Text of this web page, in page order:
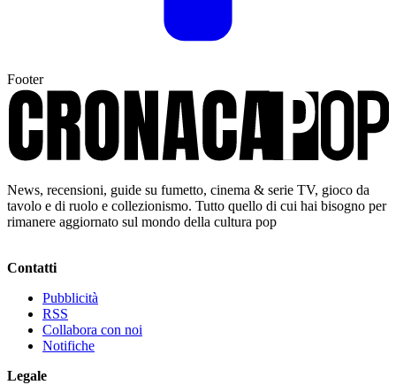
Footer
News, recensioni, guide su fumetto, cinema & serie TV, gioco da
tavolo e di ruolo e collezionismo. Tutto quello di cui hai bisogno per
rimanere aggiornato sul mondo della cultura pop
Contatti
Pubblicità
RSS
Collabora con noi
Notifiche
Legale